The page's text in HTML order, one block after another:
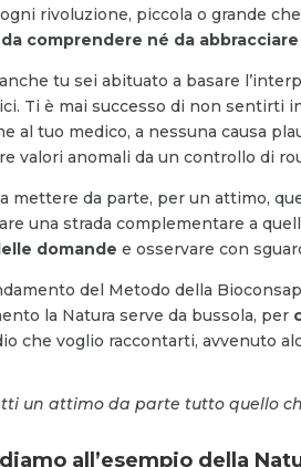
rivoluzione, piccola o grande
comprendere né da
tu sei abituato a basare
Ti è mai successo di non sentirti
al tuo medico, a nessuna causa
valori anomali da un controllo di
mettere da parte, per un attimo,
una strada complementare a
domandee osservare con
del Metodo della
la Natura serve da bussola, per
che voglio raccontarti, avvenuto
un attimo da parte tutto quello
all’esempio della